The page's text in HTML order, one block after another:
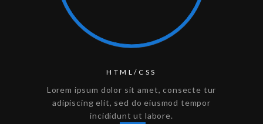
HTML/CSS
Lorem ipsum dolor sit amet, consecte tur
adipiscing elit, sed do eiusmod tempor
incididunt ut labore.